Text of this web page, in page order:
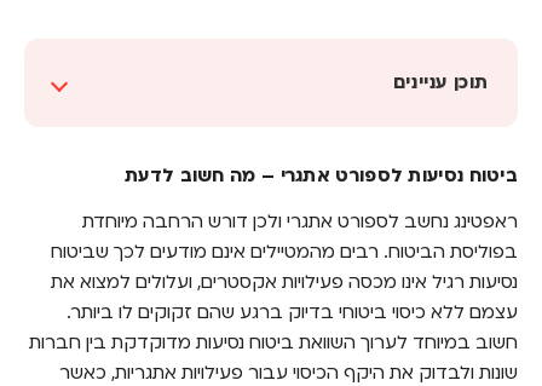
תוכן עניינים
יעדים מובילים לראפטינג והדרישות הביטוחיות
כיסויים חשובים בביטוח נסיעות לראפטינג
סיכום: בטיחות קודמת להרפתקה
בחירת ביטוח נסיעות חכם עם Bestie
ביטוח נסיעות לספורט אתגרי – מה חשוב לדעת
ראפטינג נחשב לספורט אתגרי ולכן דורש הרחבה מיוחדת
בפוליסת הביטוח. רבים מהמטיילים אינם מודעים לכך שביטוח
נסיעות רגיל אינו מכסה פעילויות אקסטרים, ועלולים למצוא את
עצמם ללא כיסוי ביטוחי בדיוק ברגע שהם זקוקים לו ביותר.
חשוב במיוחד לערוך השוואת ביטוח נסיעות מדוקדקת בין חברות
שונות ולבדוק את היקף הכיסוי עבור פעילויות אתגריות, כאשר